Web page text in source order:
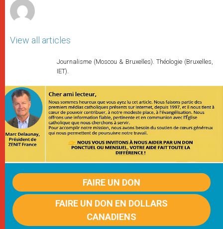
View all articles
Journalisme (Moscou & Bruxelles). Théologie (Bruxelles,
IET).
FAIRE UN DON
FAIRE UN DON EN DOLLARS
CANADIENS